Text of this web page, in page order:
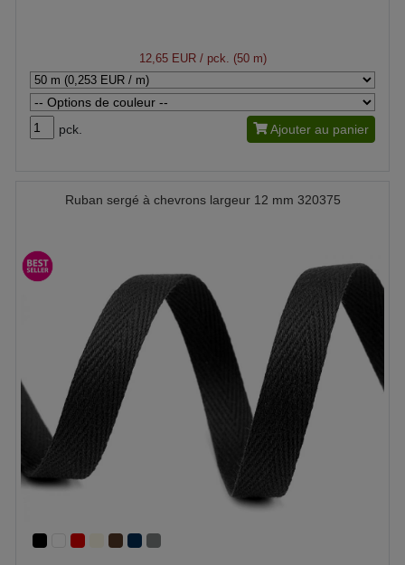
12,65 EUR/ pck. (50 m)
pck. Ajouter au panier
Ruban sergé à chevrons largeur 12 mm 320375